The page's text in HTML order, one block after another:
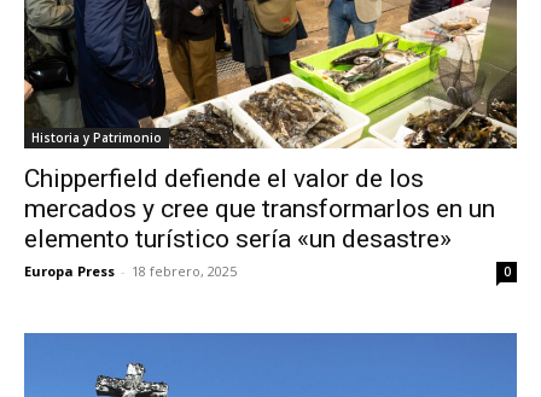
Historia y Patrimonio
Chipperfield defiende el valor de los
mercados y cree que transformarlos en un
elemento turístico sería «un desastre»
Europa Press - 18 febrero, 2025 0